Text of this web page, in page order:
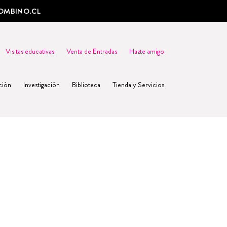
Visitas educativas Venta de Entradas Hazte amigo
Investigación Biblioteca Tienda y Servicios